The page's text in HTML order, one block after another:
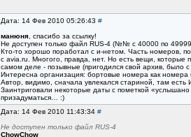
Дата: 14 Фев 2010 05:26:43 #
манюня , спасибо за ссылку!
Не доступен только файл RUS-4 (№№ с 40000 по
Кто-то хорошо поработал с и-нетом. Часть номеров,
с avia.ru. Многого, правда, нет. Но есть вещи, которые
самом деле - позывные (пригодился свой архив, было с
Интересна организация: бортовые номера как
Автор, видимо, сначала увлекался стариной, там
Заинтриговали некоторые даты с пометкой
призадуматься… :)
Дата: 14 Фев 2010 11:43:34 #
Не доступен только файл RUS-4
ChowChow